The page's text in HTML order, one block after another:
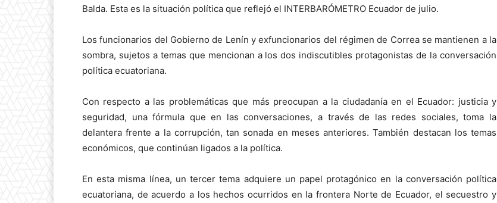
Balda. Esta es la situación política que reflejó el INTERBARÓMETRO Ecuador de julio.
Los funcionarios del Gobierno de Lenín y exfuncionarios del régimen de Correa se mantienen a la
sombra, sujetos a temas que mencionan a los dos indiscutibles protagonistas de la conversación
política ecuatoriana.
Con respecto a las problemáticas que más preocupan a la ciudadanía en el Ecuador: justicia y
seguridad, una fórmula que en las conversaciones, a través de las redes sociales, toma la
delantera frente a la corrupción, tan sonada en meses anteriores. También destacan los temas
económicos, que continúan ligados a la política.
En esta misma línea, un tercer tema adquiere un papel protagónico en la conversación política
ecuatoriana, de acuerdo a los hechos ocurridos en la frontera Norte de Ecuador, el secuestro y